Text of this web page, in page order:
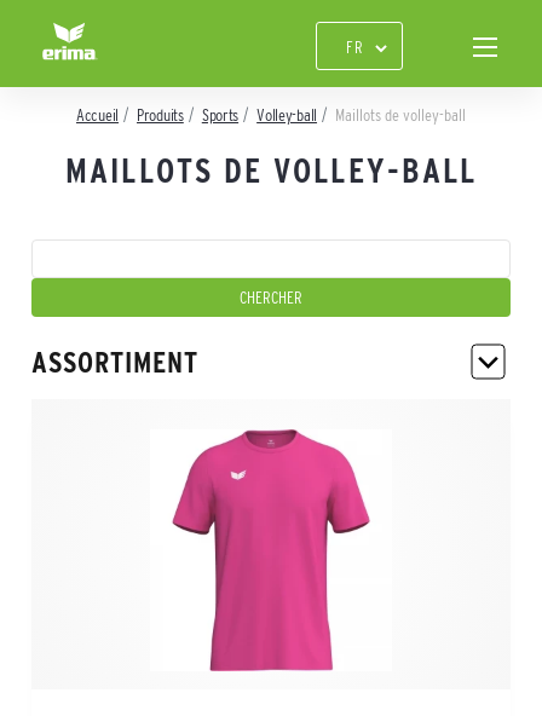
Accueil Produits Sports Volley-ball Maillots de volley-ball
MAILLOTS DE VOLLEY-BALL
ASSORTIMENT